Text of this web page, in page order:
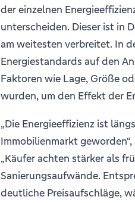
der einzelnen
unterscheiden. Dieser ist in
am weitesten verbreitet. In
Energiestandards auf den
Faktoren wie Lage, Größe
wurden, um den Effekt der
„Die Energieeffizienz ist
Immobilienmarkt
„Käufer achten stärker als
Sanierungsaufwände.
deutliche Preisaufschläge,